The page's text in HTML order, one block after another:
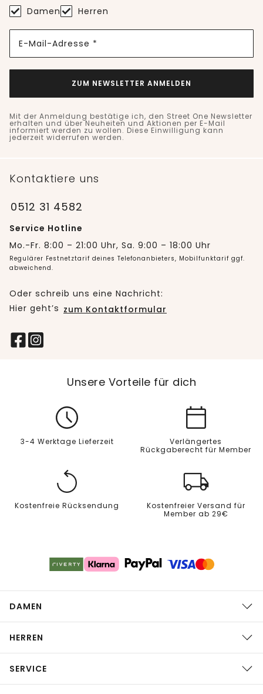
Damen Herren
E-Mail-Adresse *
ZUM NEWSLETTER ANMELDEN
Mit der Anmeldung bestätige ich, den Street One Newsletter
erhalten und über Neuheiten und Aktionen per E-Mail
informiert werden zu wollen. Diese Einwilligung kann
jederzeit widerrufen werden.
Kontaktiere uns
0512 31 4582
Service Hotline
Mo.-Fr. 8:00 – 21:00 Uhr, Sa. 9:00 – 18:00 Uhr
Regulärer Festnetztarif deines Telefonanbieters, Mobilfunktarif ggf.
abweichend.
Oder schreib uns eine Nachricht:
Hier geht’s zum Kontaktformular
Unsere Vorteile für dich
3-4 Werktage Lieferzeit
Verlängertes
Rückgaberecht für Member
Kostenfreie Rücksendung
Kostenfreier Versand für
Member ab 29€
DAMEN
HERREN
SERVICE